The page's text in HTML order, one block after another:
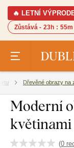
🔥 LETNÍ
Zůstává - 23h : 55m
Dřevěné obrazy na
Moderní
květinami
(0